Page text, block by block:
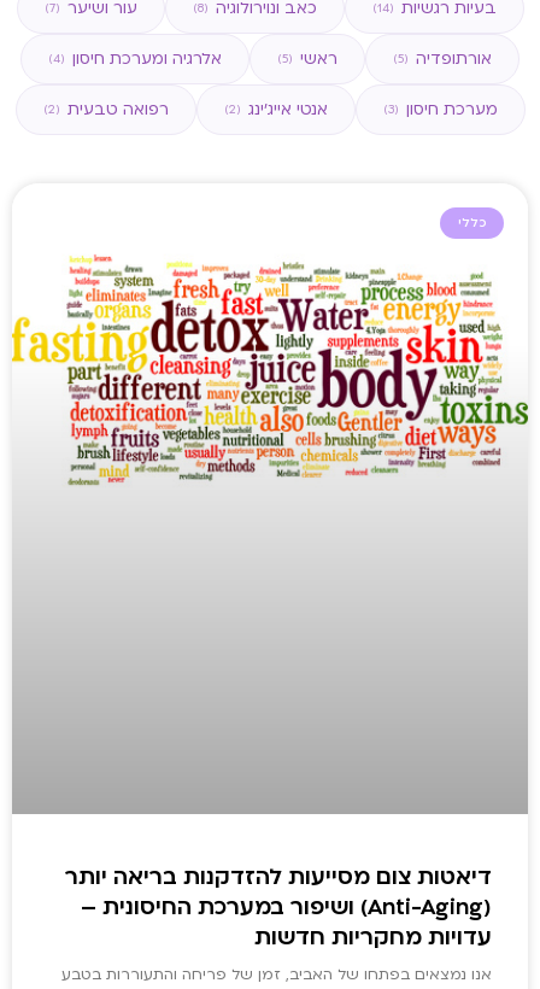
כללי
דיאטות צום מסייעות להזדקנות בריאה יותר
(Anti-Aging) ושיפור במערכת החיסונית –
עדויות מחקריות חדשות
אנו נמצאים בפתחו של האביב, זמן של פריחה והתעוררות בטבע
בעיות רגשיות (14) כאב ונוירולוגיה (8) עור ושיער (7)
אורתופדיה (5) ראשי (5) אלרגיה ומערכת חיסון (4)
מערכת חיסון (3) אנטי אייג'ינג (2) רפואה טבעית (2)